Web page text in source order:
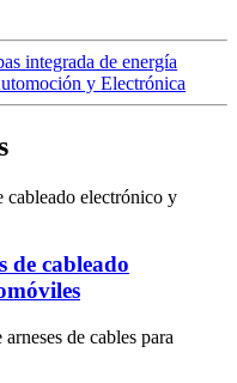
integrada de energía
y Electrónica
de cableado